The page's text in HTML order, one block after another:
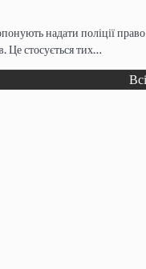
надати поліції
Це стосується тих…